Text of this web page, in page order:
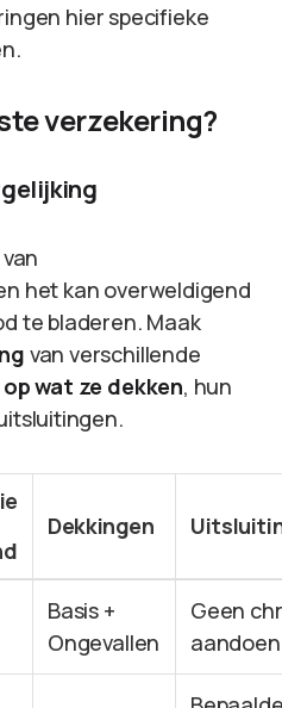
hier specifieke
verzekering?
het kan overweldigend
te bladeren. Maak
van verschillende
wat ze dekken, hun
Dekkingen
Basis +
Ongevallen
Geen